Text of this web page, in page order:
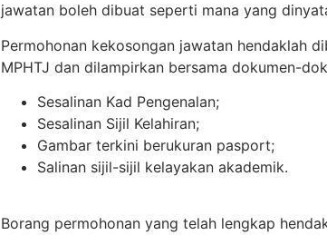
jawatan boleh dibuat seperti mana yang
Permohonan kekosongan jawatan hendaklah
MPHTJ dan dilampirkan bersama dokumen-
Sesalinan Kad Pengenalan;
Sesalinan Sijil Kelahiran;
Gambar terkini berukuran pasport;
Salinan sijil-sijil kelayakan akademik.
Borang permohonan yang telah lengkap